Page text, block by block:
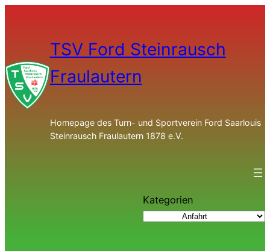
TSV Ford Steinrausch
Fraulautern
Homepage des Turn- und Sportverein Ford Saarlouis
Steinrausch Fraulautern 1878 e.V.
Kategorien